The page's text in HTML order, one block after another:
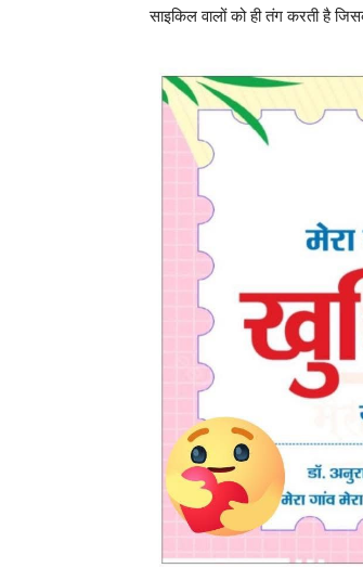
साइकिल वालों को ही तंग करती है